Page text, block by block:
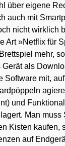
über eige­ne
auch mit
nicht wirk­lich
Art »Net­flix für
mehr,
Gerät als
Soft­ware mit,
und
Man muss
Kis­ten kau­fen,
auf